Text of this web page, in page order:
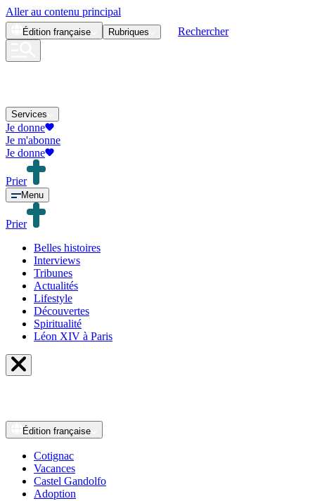
Aller au contenu principal
Édition française Rubriques Rechercher
Services
Je donne
Je m'abonne
Je donne
Prier
Menu
Prier
Belles histoires
Interviews
Tribunes
Actualités
Lifestyle
Découvertes
Spiritualité
Léon XIV à Paris
Édition française
Cotignac
Vacances
Castel Gandolfo
Adoption